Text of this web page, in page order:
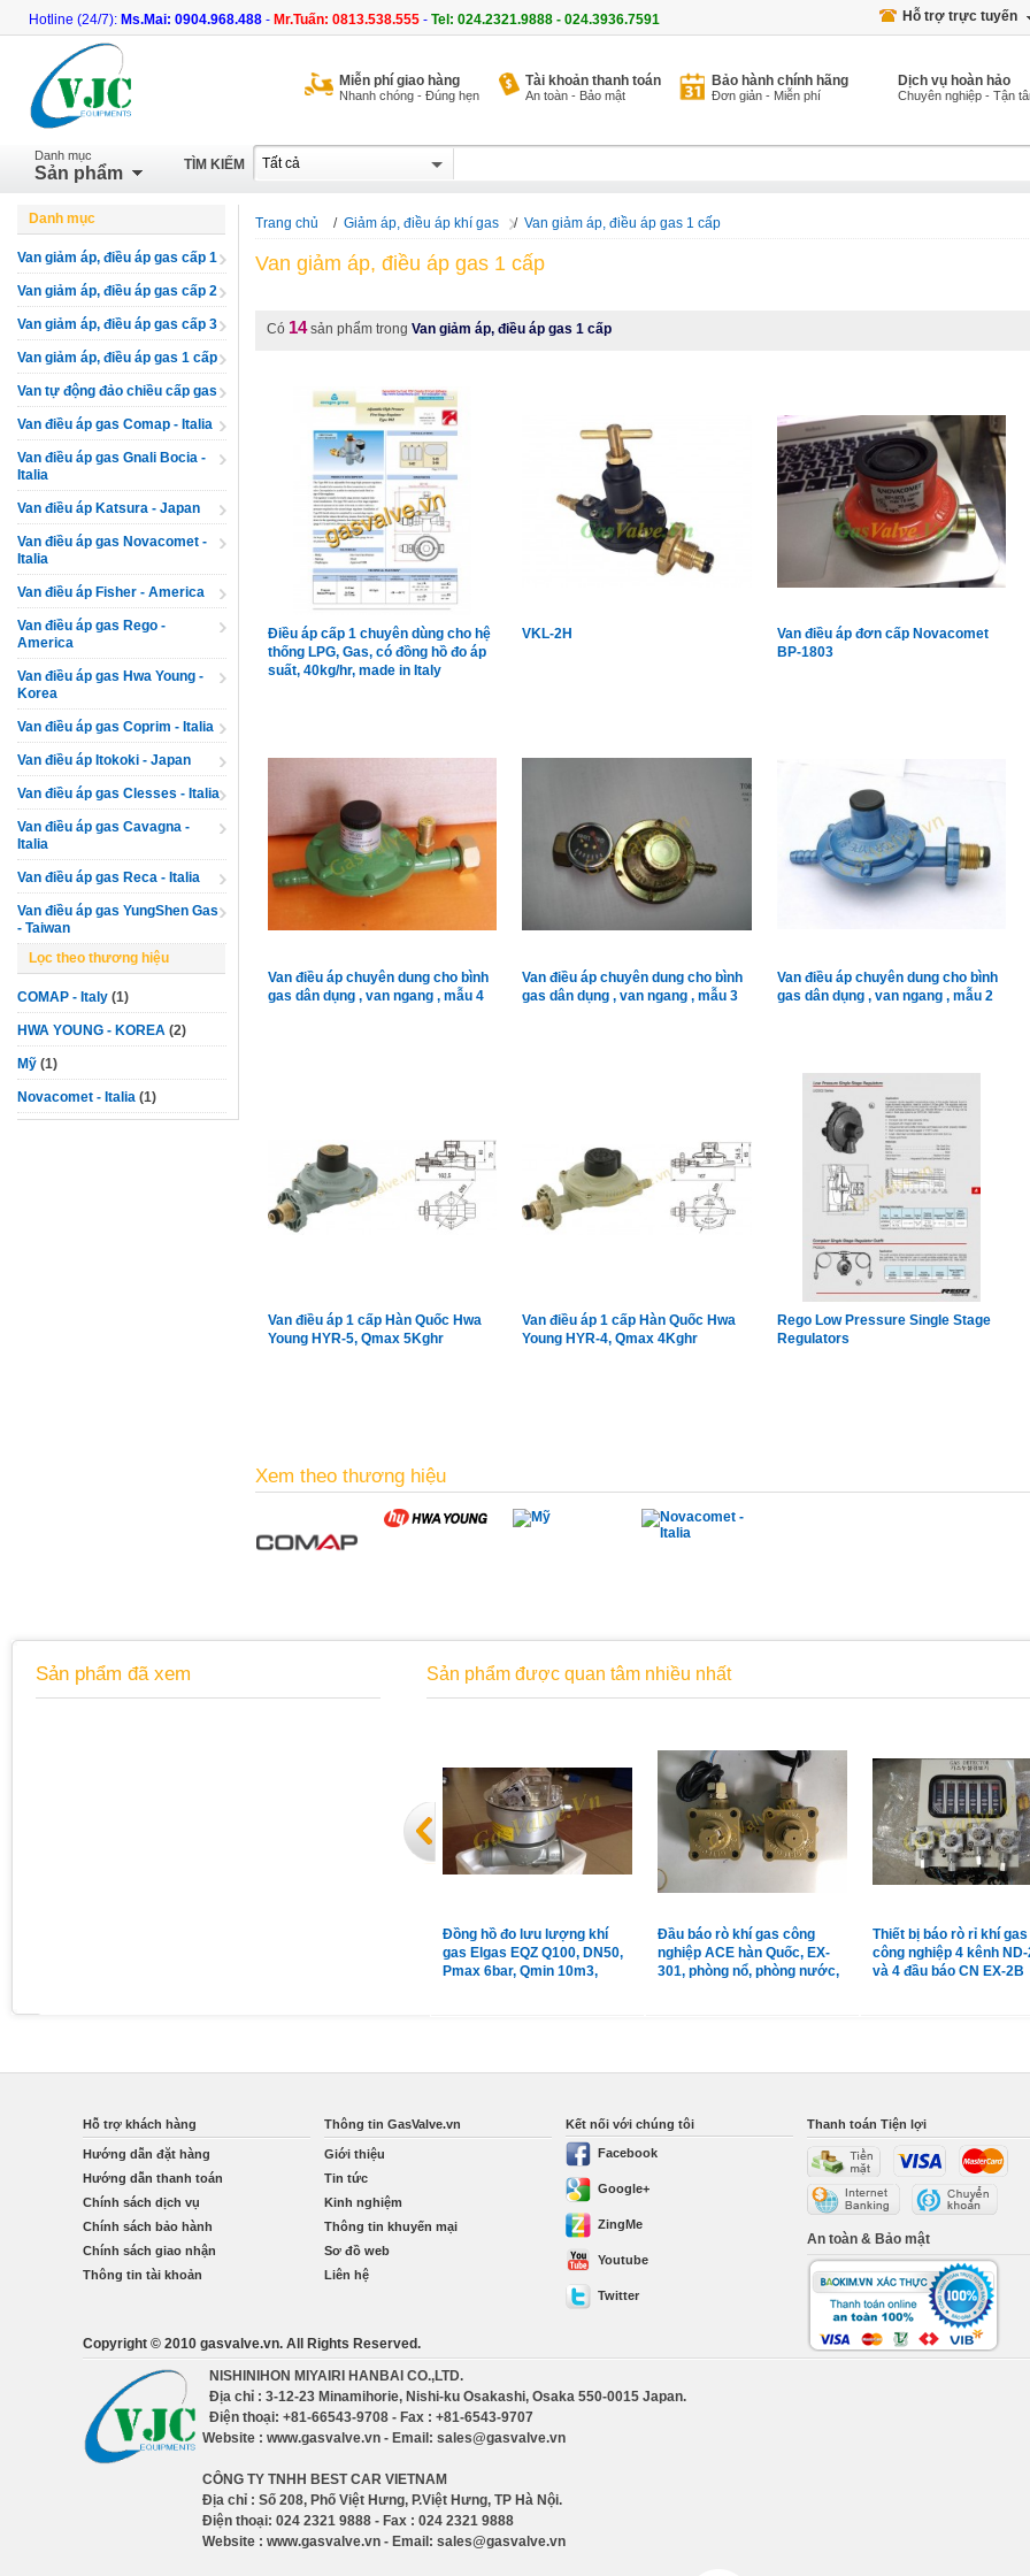
Hotline (24/7): Ms.Mai: 0904.968.488 - Mr.Tuấn: 0813.538.555 - Tel: 024.2321.9888 - 024.3936.7591 Hỗ trợ trực tuyến
Miễn phí giao hàng
Nhanh chóng - Đúng hẹn
Tài khoản thanh toán
An toàn - Bảo mật
Bảo hành chính hãng
Đơn giản - Miễn phí
Dịch vụ hoàn hảo
Chuyên nghiệp - Tận
TÌM KIẾM
Danh mục
Sản phẩm
Danh mục
Van giảm áp, điều áp gas cấp 1
Van giảm áp, điều áp gas cấp 2
Van giảm áp, điều áp gas cấp 3
Van giảm áp, điều áp gas 1 cấp
Van tự động đảo chiều cấp gas
Van điều áp gas Comap - Italia
Van điều áp gas Gnali Bocia -
Italia
Van điều áp Katsura - Japan
Van điều áp gas Novacomet -
Italia
Van điều áp Fisher - America
Van điều áp gas Rego -
America
Van điều áp gas Hwa Young -
Korea
Van điều áp gas Coprim - Italia
Van điều áp Itokoki - Japan
Van điều áp gas Clesses - Italia
Van điều áp gas Cavagna -
Italia
Van điều áp gas Reca - Italia
Van điều áp gas YungShen Gas
- Taiwan
Lọc theo thương hiệu
COMAP - Italy (1)
HWA YOUNG - KOREA (2)
Mỹ (1)
Novacomet - Italia (1)
Trang chủ / Giảm áp, điều áp khí gas / Van giảm áp, điều áp gas 1 cấp
Van giảm áp, điều áp gas 1 cấp
Có 14 sản phẩm trong Van giảm áp, điều áp gas 1 cấp
Điều áp cấp 1 chuyên dùng cho hệ
thống LPG, Gas, có đồng hồ đo áp
suất, 40kg/hr, made in Italy
VKL-2H
Van điều áp đơn cấp Novacomet
BP-1803
Van điều áp chuyên dung cho bình
gas dân dụng , van ngang , mẫu 4
Van điều áp chuyên dung cho bình
gas dân dụng , van ngang , mẫu 3
Van điều áp chuyên dung cho bình
gas dân dụng , van ngang , mẫu 2
Van điều áp 1 cấp Hàn Quốc Hwa
Young HYR-5, Qmax 5Kghr
Van điều áp 1 cấp Hàn Quốc Hwa
Young HYR-4, Qmax 4Kghr
Rego Low Pressure Single Stage
Regulators
Xem theo thương hiệu
Sản phẩm đã xem Sản phẩm được quan tâm nhiều nhất
Đồng hồ đo lưu lượng khí
gas Elgas EQZ Q100, DN50,
Pmax 6bar, Qmin 10m3,
Đầu báo rò khí gas công
nghiệp ACE hàn Quốc, EX-
301, phòng nổ, phòng nước,
Thiết bị báo rò rỉ khí gas
công nghiệp 4 kênh
và 4 đầu báo CN EX-2B
Hỗ trợ khách hàng
Hướng dẫn đặt hàng
Hướng dẫn thanh toán
Chính sách dịch vụ
Chính sách bảo hành
Chính sách giao nhận
Thông tin tài khoản
Thông tin GasValve.vn
Giới thiệu
Tin tức
Kinh nghiệm
Thông tin khuyến mại
Sơ đồ web
Liên hệ
Kết nối với chúng tôi
Facebook
Google+
ZingMe
Youtube
Twitter
Thanh toán Tiện lợi
An toàn & Bảo mật
Copyright © 2010 gasvalve.vn. All Rights Reserved.
NISHINIHON MIYAIRI HANBAI CO.,LTD.
Địa chỉ : 3-12-23 Minamihorie, Nishi-ku Osakashi, Osaka 550-0015 Japan.
Điện thoại: +81-66543-9708 - Fax : +81-6543-9707
Website : www.gasvalve.vn - Email: sales@gasvalve.vn
CÔNG TY TNHH BEST CAR VIETNAM
Địa chỉ : Số 208, Phố Việt Hưng, P.Việt Hưng, TP Hà Nội.
Điện thoại: 024 2321 9888 - Fax : 024 2321 9888
Website : www.gasvalve.vn - Email: sales@gasvalve.vn